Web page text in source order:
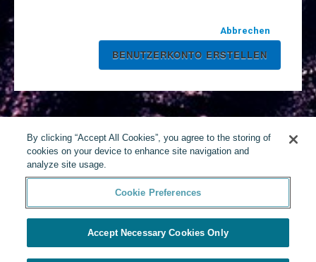
Abbrechen
By clicking “Accept All Cookies”, you agree to the storing of
cookies on your device to enhance site navigation and
analyze site usage.
Cookie Preferences
Accept Necessary Cookies Only